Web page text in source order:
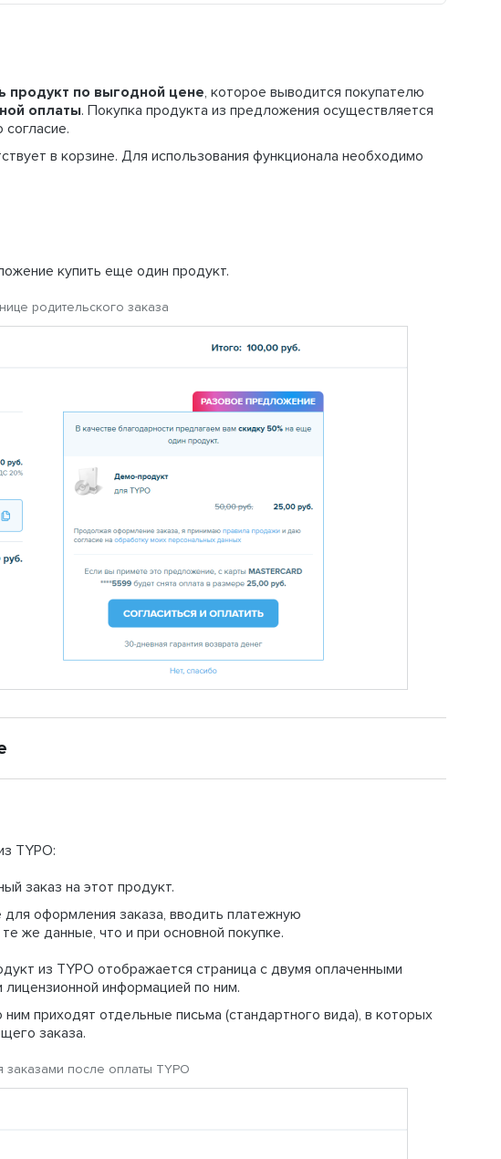
продукт по выгодной цене , которое выводится покупателю
оплаты. Покупка продукта из предложения осуществляется
согласие.
в корзине. Для использования функционала необходимо
купить еще один продукт.
родительского заказа
TYPO:
заказ на этот продукт.
оформления заказа, вводить платежную
же данные, что и при основной покупке.
из TYPO отображается страница с двумя оплаченными
лицензионной информацией по ним.
приходят отдельные письма (стандартного вида), в которых
заказа.
заказами после оплаты TYPO